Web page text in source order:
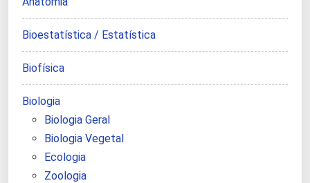
Bioestatística / Estatística
Biofísica
Biologia
Biologia Geral
Biologia Vegetal
Ecologia
Zoologia